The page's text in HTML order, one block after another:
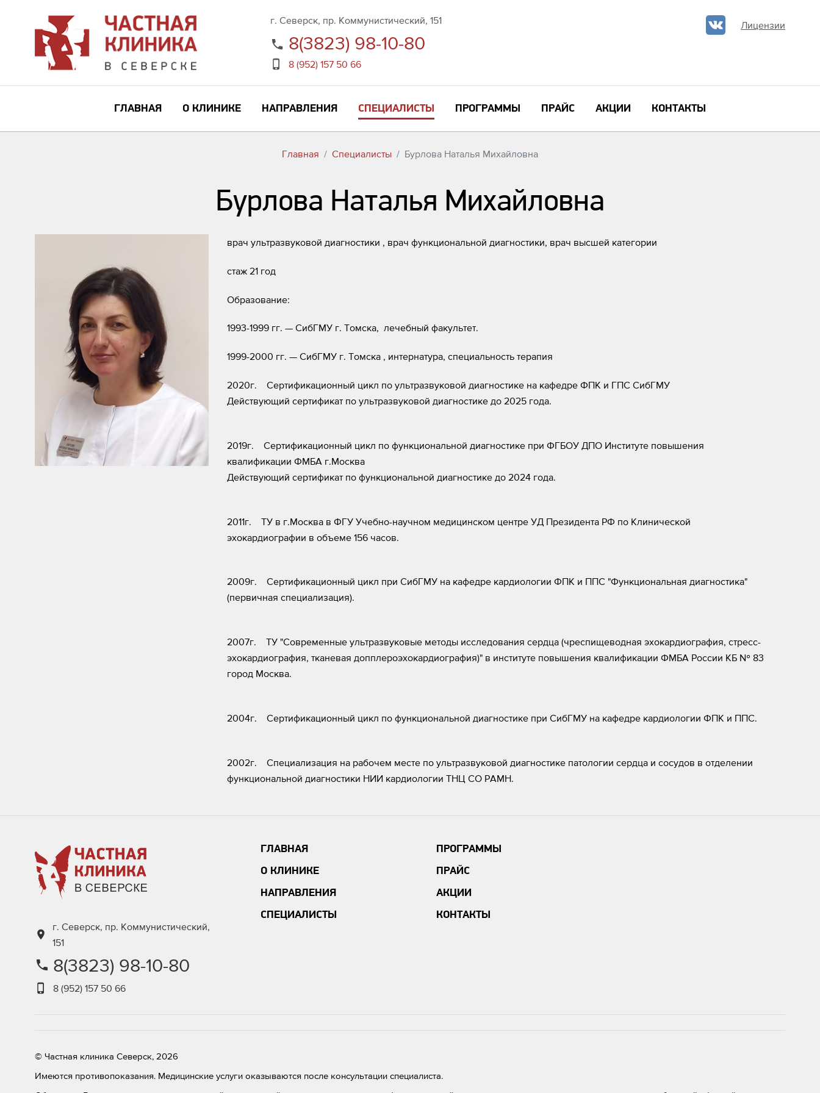
г. Северск, пр. Коммунистический, 151
8(3823) 98-10-80
8 (952) 157 50 66
Лицензии
ГЛАВНАЯ О КЛИНИКЕ НАПРАВЛЕНИЯ СПЕЦИАЛИСТЫ ПРОГРАММЫ ПРАЙС АКЦИИ КОНТАКТЫ
Главная Специалисты Бурлова Наталья Михайловна
Бурлова Наталья Михайловна
врач ультразвуковой диагностики , врач функциональной диагностики, врач высшей категории
стаж 21 год
Образование:
1993-1999 гг. — СибГМУ г. Томска, лечебный факультет.
1999-2000 гг. — СибГМУ г. Томска , интернатура, специальность терапия
2020г. Сертификационный цикл по ультразвуковой диагностике на кафедре ФПК и ГПС СибГМУ
Действующий сертификат по ультразвуковой диагностике до 2025 года.
2019г. Сертификационный цикл по функциональной диагностике при ФГБОУ ДПО Институте повышения
квалификации ФМБА г.Москва
Действующий сертификат по функциональной диагностике до 2024 года.
2011г. ТУ в г.Москва в ФГУ Учебно-научном медицинском центре УД Президента РФ по Клинической
эхокардиографии в объеме 156 часов.
2009г. Сертификационный цикл при СибГМУ на кафедре кардиологии ФПК и ППС "Функциональная диагностика"
(первичная специализация).
2007г. ТУ "Современные ультразвуковые методы исследования сердца (чреспищеводная эхокардиография, стресс-
эхокардиография, тканевая допплероэхокардиография)" в институте повышения квалификации ФМБА России КБ № 83
город Москва.
2004г. Сертификационный цикл по функциональной диагностике при СибГМУ на кафедре кардиологии ФПК и ППС.
2002г. Специализация на рабочем месте по ультразвуковой диагностике патологии сердца и сосудов в отделении
функциональной диагностики НИИ кардиологии ТНЦ СО РАМН.
г. Северск, пр. Коммунистический,
151
8(3823) 98-10-80
8 (952) 157 50 66
ГЛАВНАЯ
О КЛИНИКЕ
НАПРАВЛЕНИЯ
СПЕЦИАЛИСТЫ
ПРОГРАММЫ
ПРАЙС
АКЦИИ
КОНТАКТЫ
© Частная клиника Северск, 2026
Имеются противопоказания. Медицинские услуги оказываются после консультации специалиста.